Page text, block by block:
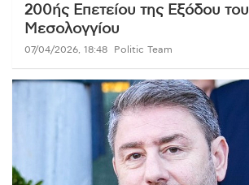
200ής Επετείου της Εξόδου του
Μεσολογγίου
07/04/2026, 18:48 Politic Team